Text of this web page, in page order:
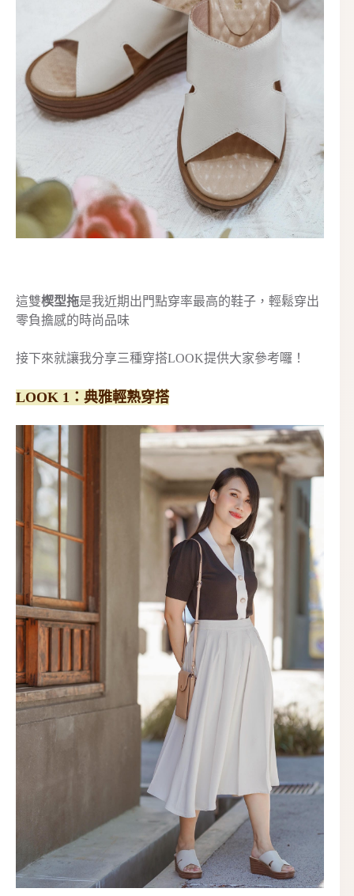
這雙楔型拖是我近期出門點穿率最高的鞋子，輕鬆穿出
零負擔感的時尚品味
接下來就讓我分享三種穿搭LOOK提供大家參考囉！
LOOK 1：典雅輕熟穿搭